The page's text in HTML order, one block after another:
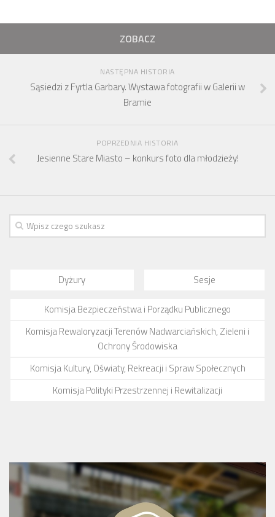
ZOBACZ
NASTĘPNA HISTORIA
Sąsiedzi z Fyrtla Garbary. Wystawa fotografii w Galerii w
Bramie
POPRZEDNIA HISTORIA
Jesienne Stare Miasto – konkurs foto dla młodzieży!
Dyżury Sesje
Komisja Bezpieczeństwa i Porządku Publicznego
Komisja Rewaloryzacji Terenów Nadwarciańskich, Zieleni i
Ochrony Środowiska
Komisja Kultury, Oświaty, Rekreacji i Spraw Społecznych
Komisja Polityki Przestrzennej i Rewitalizacji